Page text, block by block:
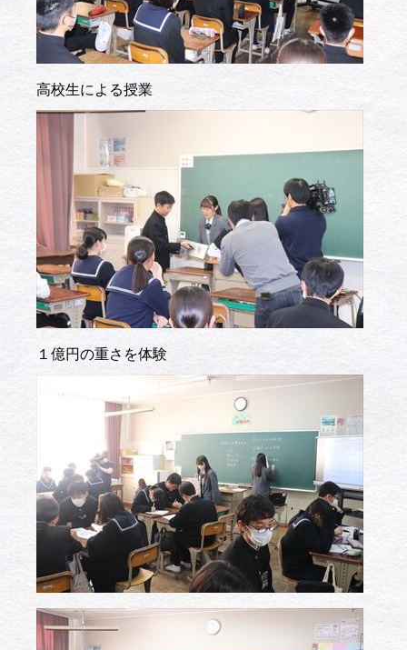
高校生による授業
１億円の重さを体験